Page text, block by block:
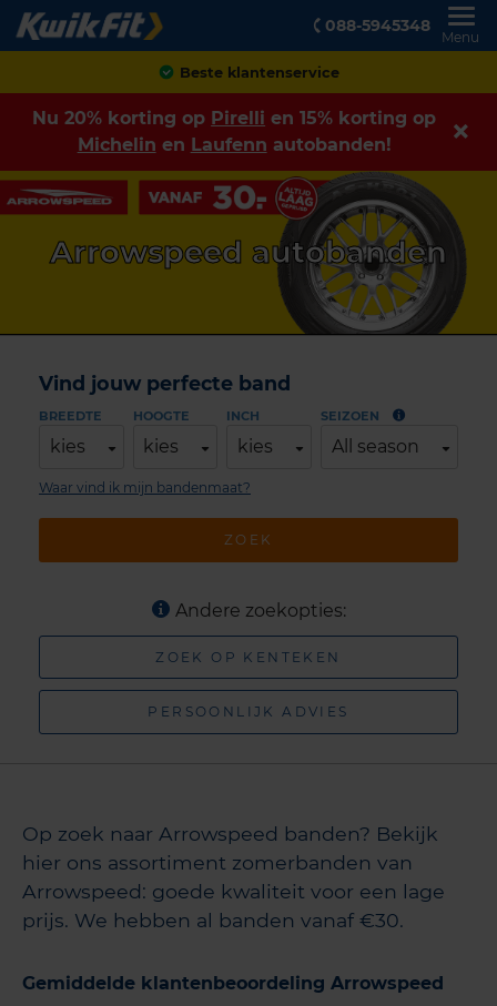
088-5945348
Menu
Achteraf betalen
Nu 20% korting op Pirelli en 15% korting op
Michelin en Laufenn autobanden!
Arrowspeed autobanden
Vind jouw perfecte band
BREEDTE
kies
HOOGTE
kies
INCH
kies
SEIZOEN
All season
ZOEK
Waar vind ik mijn bandenmaat?
Andere zoekopties:
ZOEK OP KENTEKEN
PERSOONLIJK ADVIES
Op zoek naar Arrowspeed banden? Bekijk
hier ons assortiment zomerbanden van
Arrowspeed: goede kwaliteit voor een lage
prijs. We hebben al banden vanaf €30.
Gemiddelde klantenbeoordeling Arrowspeed